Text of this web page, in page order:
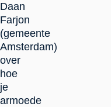
Daan
Farjon
(gemeente
Amsterdam)
over
hoe
je
armoede